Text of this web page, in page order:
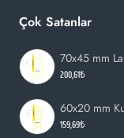
Çok Satanlar
70x45 mm
200,61₺
60x20 mm
159,69₺